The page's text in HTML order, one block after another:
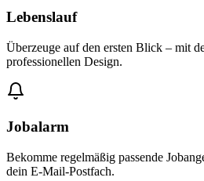
Lebenslauf
Überzeuge auf den ersten Blick – mit
professionellen Design.
Jobalarm
Bekomme regelmäßig passende
dein E-Mail-Postfach.